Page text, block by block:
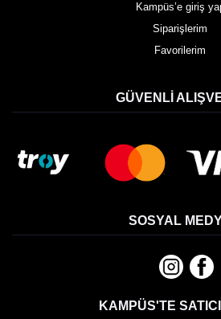
Kampüs’e giriş
Siparişlerim
Favorilerim
GÜVENLI
SOSYAL
KAMPÜS'TE